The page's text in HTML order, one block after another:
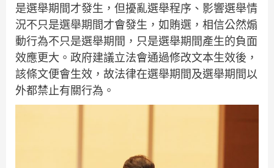
是選舉期間才發生，但擾亂選舉程序、影響選舉情
況不只是選舉期間才會發生，如賄選，相信公然煽
動行為不只是選舉期間，只是選舉期間產生的負面
效應更大。政府建議立法會通過修改文本生效後，
該條文便會生效，故法律在選舉期間及選舉期間以
外都禁止有關行為。